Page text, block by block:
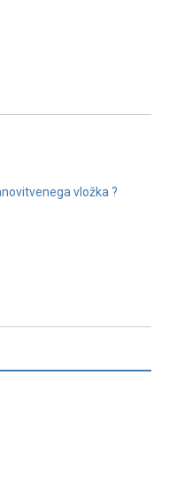
vložka ?